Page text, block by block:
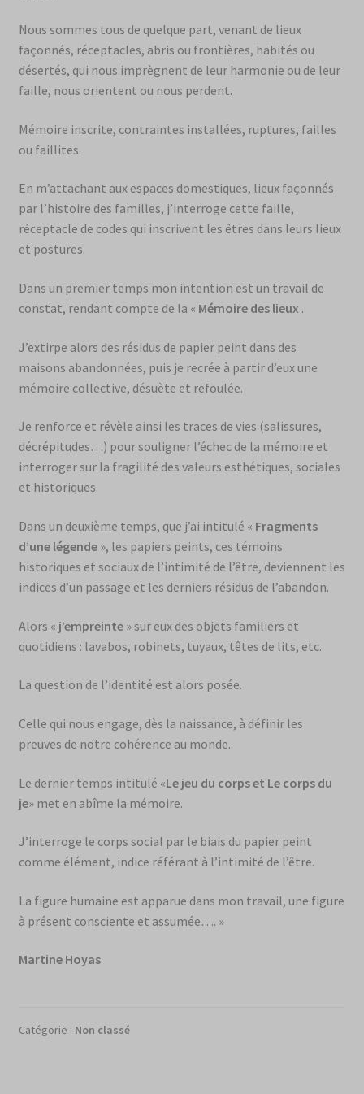
Nous sommes tous de quelque part, venant de lieux
façonnés, réceptacles, abris ou frontières, habités ou
désertés, qui nous imprègnent de leur harmonie ou de leur
faille, nous orientent ou nous perdent.
Mémoire inscrite, contraintes installées, ruptures, failles
ou faillites.
En m’attachant aux espaces domestiques, lieux façonnés
par l’histoire des familles, j’interroge cette faille,
réceptacle de codes qui inscrivent les êtres dans leurs lieux
et postures.
Dans un premier temps mon intention est un travail de
constat, rendant compte de la « Mémoire des lieux .
J’extirpe alors des résidus de papier peint dans des
maisons abandonnées, puis je recrée à partir d’eux une
mémoire collective, désuète et refoulée.
Je renforce et révèle ainsi les traces de vies (salissures,
décrépitudes…) pour souligner l’échec de la mémoire et
interroger sur la fragilité des valeurs esthétiques, sociales
et historiques.
Dans un deuxième temps, que j’ai intitulé « Fragments
d’une légende», les papiers peints, ces témoins
historiques et sociaux de l’intimité de l’être, deviennent les
indices d’un passage et les derniers résidus de l’abandon.
Alors « j’empreinte » sur eux des objets familiers et
quotidiens : lavabos, robinets, tuyaux, têtes de lits, etc.
La question de l’identité est alors posée.
Celle qui nous engage, dès la naissance, à définir les
preuves de notre cohérence au monde.
Le dernier temps intitulé «Le jeu du corps et Le corps du
je» met en abîme la mémoire.
J’interroge le corps social par le biais du papier peint
comme élément, indice référant à l’intimité de l’être.
La figure humaine est apparue dans mon travail, une figure
à présent consciente et assumée…. »
Martine Hoyas
Catégorie : Non classé